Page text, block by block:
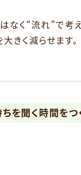
なく“流れ”で考
きく減らせます。
を聞く時間をつ